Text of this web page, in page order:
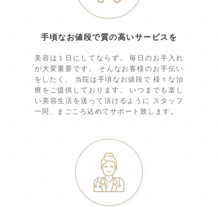
手頃なお値段で質の高いサービスを
美容は１日にしてならず。 毎日のお手入れ
が大変重要です。 そんなお客様のお手伝い
をしたく、 当院は手頃なお値段で 様々な治
療をご提供しております。 いつまでも楽し
い美容生活を送って頂けるように スタッフ
一同、まごころ込めてサポート致します。